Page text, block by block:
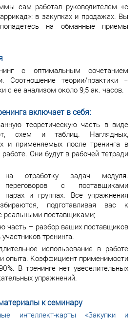
сам работал руководителем «с
в закупках и продажах. Вы
на обманные приемы
с оптимальным сочетанием
Соотношение теории/практики −
с ее анализом около 9,5 ак. часов.
включает в себя:
теоретическую часть в виде
схем и таблиц. Наглядных,
и применяемых после тренинга в
Они будут в рабочей тетради
на отработку задач модуля.
переговоров с поставщиками
парах и группах. Все упражнения
подготавливая вас к
реальными поставщиками;
часть – разбор ваших поставщиков
тренинга.
использование в работе
опыта. Коэффициент применимости
В тренинге нет увеселительных
упражнений.
к семинару
интеллект-карты «Закупки и